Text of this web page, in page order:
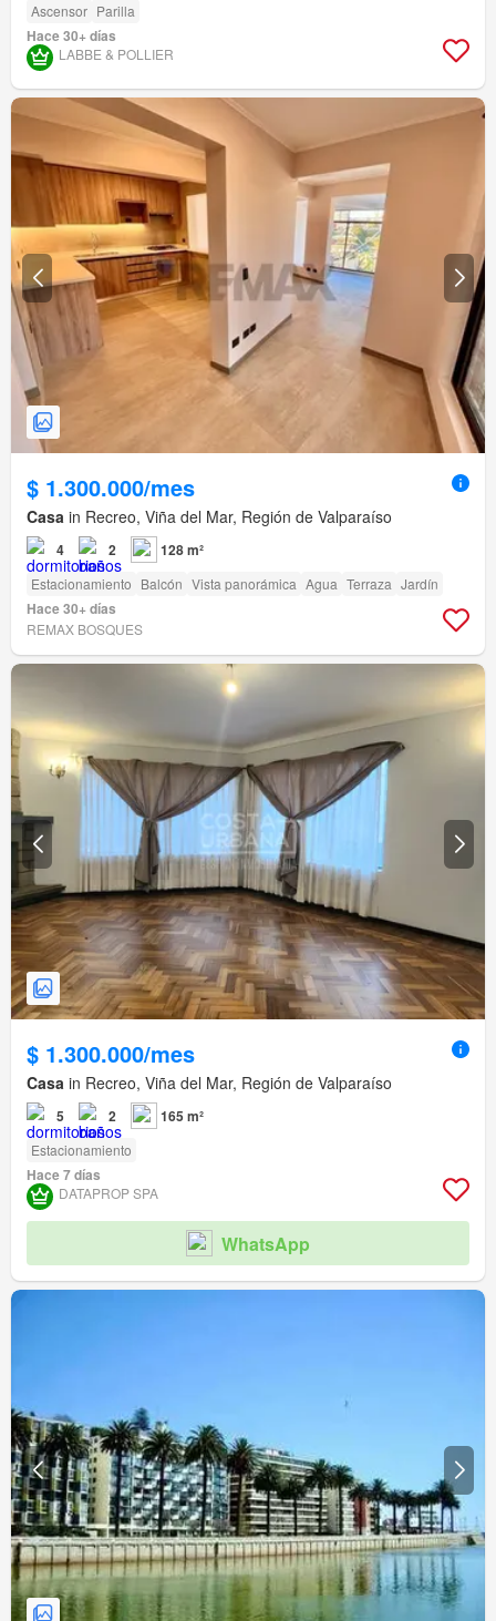
Ascensor Parilla
Hace 30+ días
LABBE & POLLIER
$ 1.300.000/mes
Casa in Recreo, Viña del Mar, Región de Valparaíso
4 2 128 m²
Estacionamiento Balcón Vista panorámica Agua Terraza Jardín
Hace 30+ días
REMAX BOSQUES
$ 1.300.000/mes
Casa in Recreo, Viña del Mar, Región de Valparaíso
5 2 165 m²
Estacionamiento
Hace 7 días
DATAPROP SPA
WhatsApp